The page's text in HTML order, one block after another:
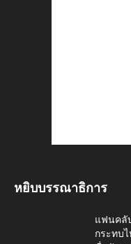
หยิบบรรณาธิการ
แฟนคลั
กระทบไ